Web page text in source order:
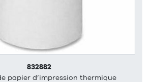
832882
papier d’impression thermique